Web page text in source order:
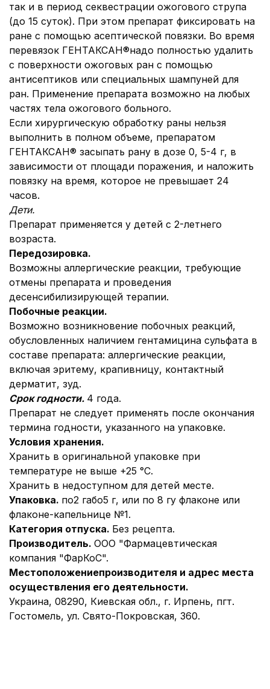
так и в период секвестрации ожогового струпа
(до 15 суток). При этом препарат фиксировать на
ране с помощью асептической повязки. Во время
перевязок ГЕНТАКСАН®надо полностью удалить
с поверхности ожоговых ран с помощью
антисептиков или специальных шампуней для
ран. Применение препарата возможно на любых
частях тела ожогового больного.
Если хирургическую обработку раны нельзя
выполнить в полном объеме, препаратом
ГЕНТАКСАН® засыпать рану в дозе 0, 5-4 г, в
зависимости от площади поражения, и наложить
повязку на время, которое не превышает 24
часов.
Дети.
Препарат применяется у детей с 2-летнего
возраста.
Передозировка.
Возможны аллергические реакции, требующие
отмены препарата и проведения
десенсибилизирующей терапии.
Побочные реакции.
Возможно возникновение побочных реакций,
обусловленных наличием гентамицина сульфата в
составе препарата: аллергические реакции,
включая эритему, крапивницу, контактный
дерматит, зуд.
Срок годности. 4 года.
Препарат не следует применять после окончания
термина годности, указанного на упаковке.
Условия хранения.
Хранить в оригинальной упаковке при
температуре не выше +25 °С.
Хранить в недоступном для детей месте.
Упаковка. по2 габо5 г, или по 8 гу флаконе или
флаконе-капельнице №1.
Категория отпуска. Без рецепта.
Производитель. ООО "Фармацевтическая
компания "ФарКоС".
Местоположениепроизводителя и адрес места
осуществления его деятельности.
Украина, 08290, Киевская обл., г. Ирпень, пгт.
Гостомель, ул. Свято-Покровская, 360.